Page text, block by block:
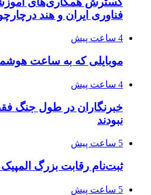
فناوری ایران و هند
4 ساعت پیش
موبایلی که به ساعت
4 ساعت پیش
خبرنگاران در طول جنگ
نبودند
5 ساعت پیش
ثبت‌نام رقابت بزرگ المپیک فناوری
5 ساعت پیش